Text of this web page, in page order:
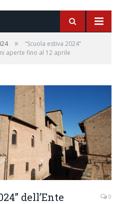
»
“Scuola estiva 2024”
aperte fino al 12 aprile
dell’Ente
0